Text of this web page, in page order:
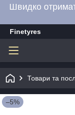
Швидко
Finetyres
Товари та
–5%